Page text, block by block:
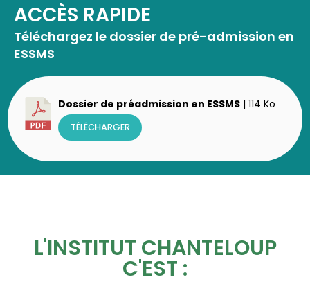
ACCÈS RAPIDE
Téléchargez le dossier de pré-admission en
ESSMS
Dossier de préadmission en ESSMS | 114 Ko
TÉLÉCHARGER
L'INSTITUT CHANTELOUP
C'EST :